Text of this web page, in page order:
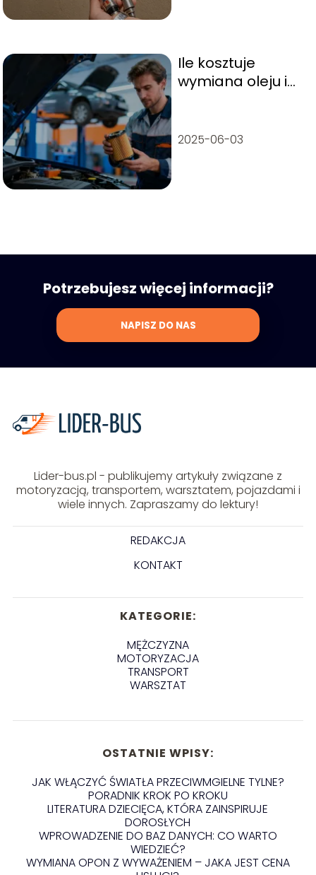
Ile kosztuje
wymiana oleju i
2025-06-03
Potrzebujesz więcej informacji?
NAPISZ DO NAS
Lider-bus.pl - publikujemy artykuły związane z
motoryzacją, transportem, warsztatem, pojazdami i
wiele innych. Zapraszamy do lektury!
REDAKCJA
KONTAKT
KATEGORIE:
MĘŻCZYZNA
MOTORYZACJA
TRANSPORT
WARSZTAT
OSTATNIE WPISY:
JAK WŁĄCZYĆ ŚWIATŁA PRZECIWMGIELNE TYLNE?
PORADNIK KROK PO KROKU
LITERATURA DZIECIĘCA, KTÓRA ZAINSPIRUJE
DOROSŁYCH
WPROWADZENIE DO BAZ DANYCH: CO WARTO
WIEDZIEĆ?
WYMIANA OPON Z WYWAŻENIEM – JAKA JEST CENA